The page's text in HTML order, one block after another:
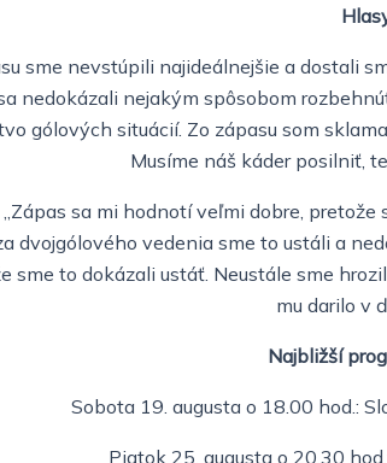
sme nevstúpili najideálnejšie a dostali
nedokázali nejakým spôsobom
gólových situácií. Zo zápasu som
Musíme náš káder posilniť,
„Zápas sa mi hodnotí veľmi dobre,
dvojgólového vedenia sme to ustáli a
sme to dokázali ustáť. Neustále sme
mu darilo v
Najbližší
Sobota 19. augusta o 18.00 hod.:
Piatok 25. augusta o 20.30